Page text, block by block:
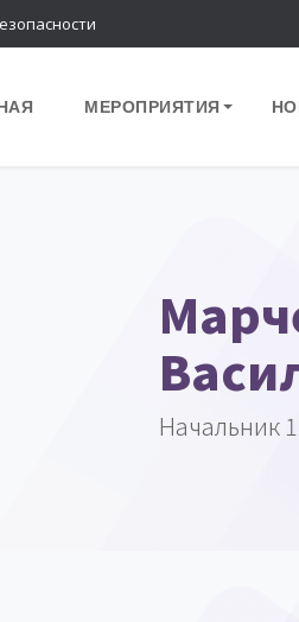
МЕРОПРИЯТИЯ
Начальник